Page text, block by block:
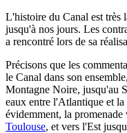
L'histoire du Canal est très
jusqu'à nos jours. Les
a rencontré lors de sa
Précisons que les
le Canal dans son
Montagne Noire, jusqu'au
eaux entre l'Atlantique et
évidemment, la
Toulouse, et vers l'Est